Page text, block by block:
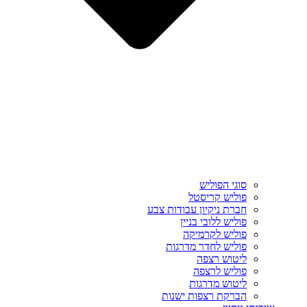
סוגי הפוליש
פוליש קריסטל
חברת ניקיון עבודות צבע
פוליש ללובי בניין
פוליש לקרמיקה
פוליש לחדר מדרגות
ליטוש רצפה
פוליש לרצפה
ליטוש מדרגות
הברקת רצפות ישנות